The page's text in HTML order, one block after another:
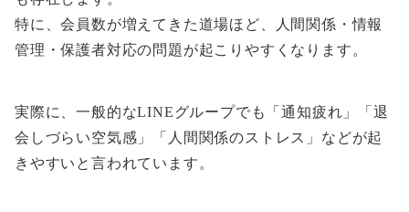
特に、会員数が増えてきた道場ほど、人間関係・情報
管理・保護者対応の問題が起こりやすくなります。
実際に、一般的なLINEグループでも「通知疲れ」「退
会しづらい空気感」「人間関係のストレス」などが起
きやすいと言われています。